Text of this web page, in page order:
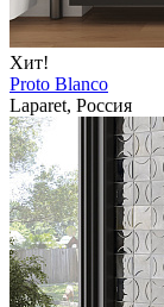
Хит!
Proto Blanco
Laparet, Россия